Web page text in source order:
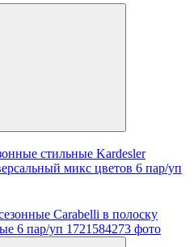
стильные Kardesler
микс цветов 6 пар/уп